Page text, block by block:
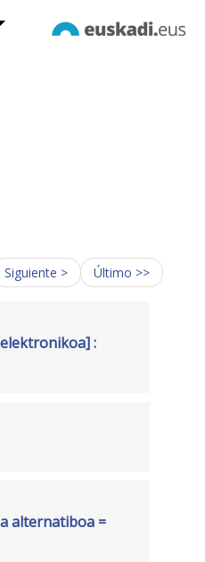
Siguiente > Último >>
:
alternatiboa =